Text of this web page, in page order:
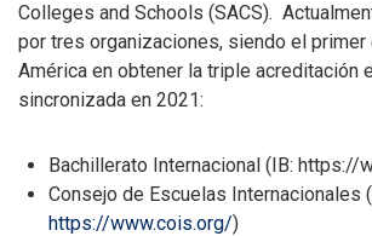
Colleges and Schools (SACS).
por tres organizaciones, siendo el primer
América en obtener la triple acreditación
sincronizada en 2021:
Bachillerato Internacional (IB: https://
Consejo de Escuelas Internacionales
https://www.cois.org/)